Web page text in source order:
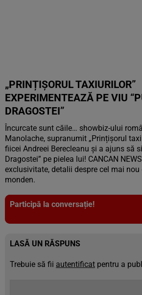
„PRINȚIȘORUL TAXIURILOR”
EXPERIMENTEAZĂ PE VIU
DRAGOSTEI”
Încurcate sunt căile… showbiz-ului
Manolache, supranumit „Prințișorul
fiicei Andreei Berecleanu și a ajuns să
Dragostei” pe pielea lui! CANCAN
exclusivitate, detalii despre cel mai
monden.
Participă la conversație!
LASĂ UN RĂSPUNS
Trebuie să fii autentificat pentru a